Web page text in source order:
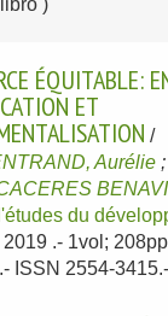
)
ÉQUITABLE:
ET
/
Aurélie ;
du
2019 .- 1vol;
ISSN 2554-3415.-